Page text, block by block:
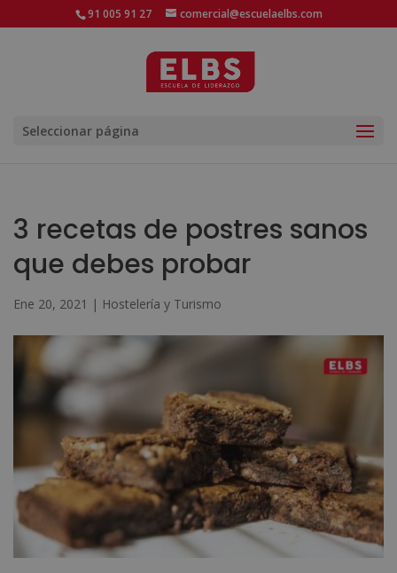
91 005 91 27 comercial@escuelaelbs.com
Seleccionar página
3 recetas de postres sanos
que debes probar
Ene 20, 2021 | Hostelería y Turismo